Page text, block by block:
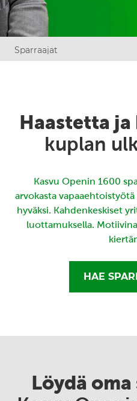
Sparraajat
Haastetta
kuplan
Kasvu Openin 1600
arvokasta
hyväksi. Kahdenkeskiset
luottamuksella.
HAE
Löydä